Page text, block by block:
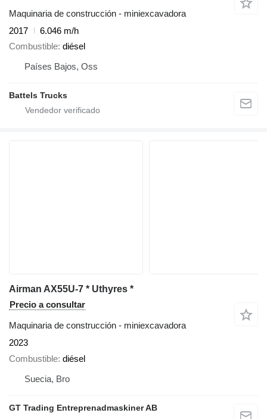
Maquinaria de construcción - miniexcavadora
2017
6.046 m/h
Combustible diésel
Países Bajos, Oss
Battels Trucks
Airman AX55U-7 * Uthyres *
Precio a consultar
Maquinaria de construcción - miniexcavadora
2023
Combustible diésel
Suecia, Bro
GT Trading Entreprenadmaskiner AB